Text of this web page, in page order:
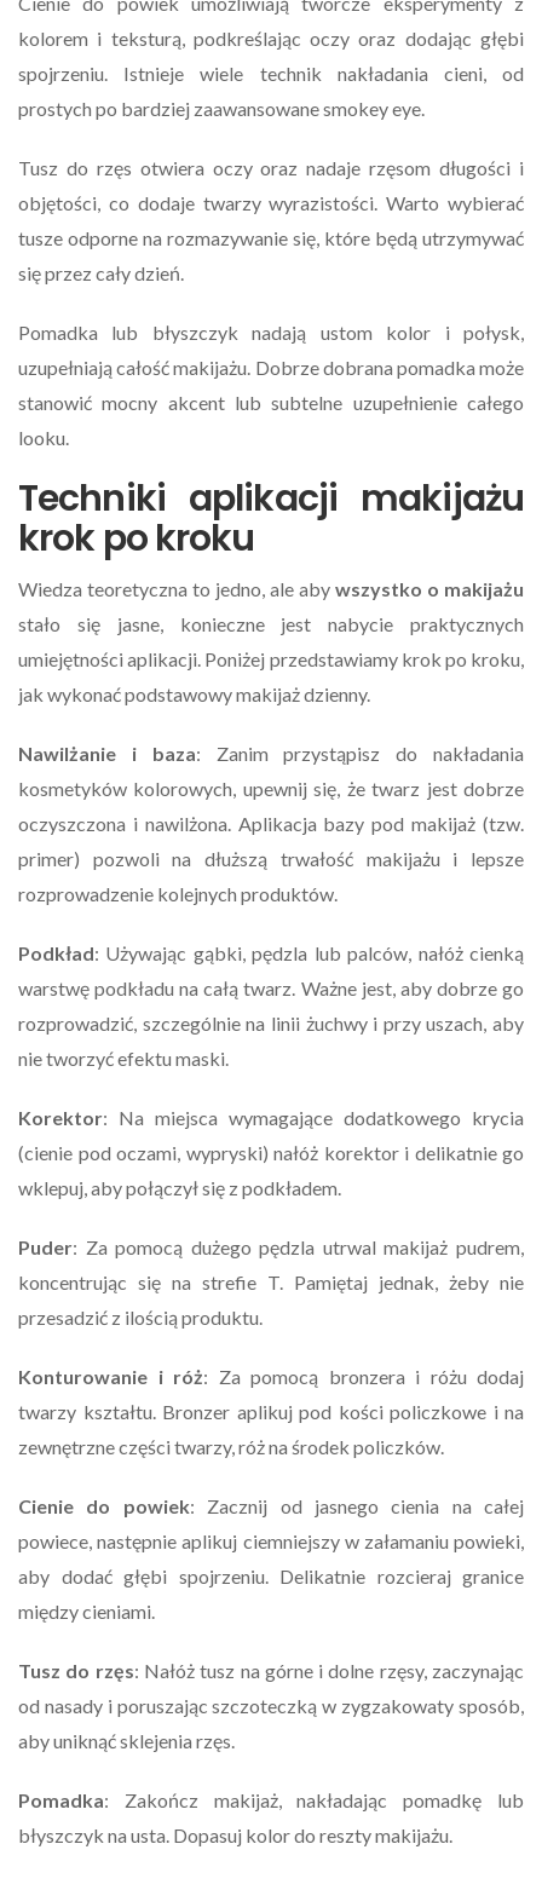
kolorem i teksturą, podkreślając oczy oraz dodając głębi
spojrzeniu. Istnieje wiele technik nakładania cieni, od
prostych po bardziej zaawansowane smokey eye.
Tusz do rzęs otwiera oczy oraz nadaje rzęsom długości i
objętości, co dodaje twarzy wyrazistości. Warto wybierać
tusze odporne na rozmazywanie się, które będą utrzymywać
się przez cały dzień.
Pomadka lub błyszczyk nadają ustom kolor i połysk,
uzupełniają całość makijażu. Dobrze dobrana pomadka może
stanowić mocny akcent lub subtelne uzupełnienie całego
looku.
Techniki aplikacji makijażu
krok po kroku
Wiedza teoretyczna to jedno, ale aby wszystko o makijażu
stało się jasne, konieczne jest nabycie praktycznych
umiejętności aplikacji. Poniżej przedstawiamy krok po kroku,
jak wykonać podstawowy makijaż dzienny.
Nawilżanie i baza: Zanim przystąpisz do nakładania
kosmetyków kolorowych, upewnij się, że twarz jest dobrze
oczyszczona i nawilżona. Aplikacja bazy pod makijaż (tzw.
primer) pozwoli na dłuższą trwałość makijażu i lepsze
rozprowadzenie kolejnych produktów.
Podkład: Używając gąbki, pędzla lub palców, nałóż cienką
warstwę podkładu na całą twarz. Ważne jest, aby dobrze go
rozprowadzić, szczególnie na linii żuchwy i przy uszach, aby
nie tworzyć efektu maski.
Korektor: Na miejsca wymagające dodatkowego krycia
(cienie pod oczami, wypryski) nałóż korektor i delikatnie go
wklepuj, aby połączył się z podkładem.
Puder: Za pomocą dużego pędzla utrwal makijaż pudrem,
koncentrując się na strefie T. Pamiętaj jednak, żeby nie
przesadzić z ilością produktu.
Konturowanie i róż: Za pomocą bronzera i różu dodaj
twarzy kształtu. Bronzer aplikuj pod kości policzkowe i na
zewnętrzne części twarzy, róż na środek policzków.
Cienie do powiek: Zacznij od jasnego cienia na całej
powiece, następnie aplikuj ciemniejszy w załamaniu powieki,
aby dodać głębi spojrzeniu. Delikatnie rozcieraj granice
między cieniami.
Tusz do rzęs: Nałóż tusz na górne i dolne rzęsy, zaczynając
od nasady i poruszając szczoteczką w zygzakowaty sposób,
aby uniknąć sklejenia rzęs.
Pomadka: Zakończ makijaż, nakładając pomadkę lub
błyszczyk na usta. Dopasuj kolor do reszty makijażu.